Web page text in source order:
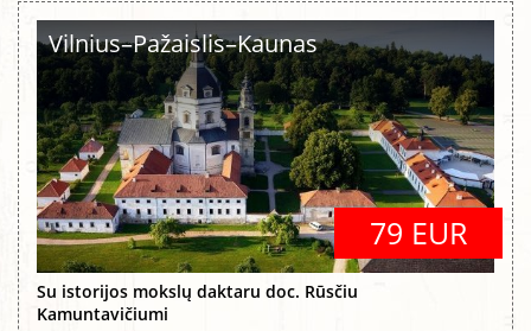
Vilnius–Pažaislis–Kaunas
79 EUR
Su istorijos mokslų daktaru doc. Rūsčiu
Kamuntavičiumi